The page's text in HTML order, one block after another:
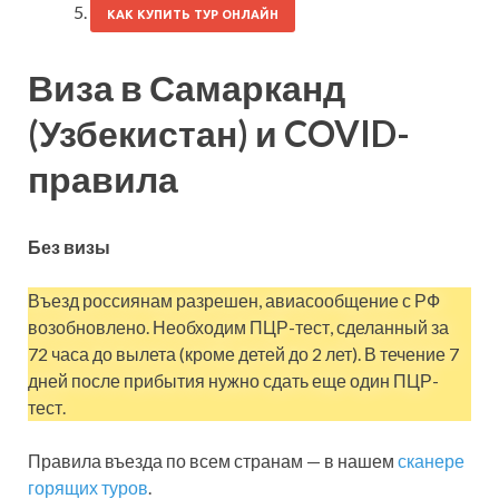
КАК КУПИТЬ ТУР ОНЛАЙН
Виза в Самарканд
(Узбекистан) и COVID-
правила
Без визы
Въезд россиянам разрешен, авиасообщение с РФ
возобновлено. Необходим ПЦР-тест, сделанный за
72 часа до вылета (кроме детей до 2 лет). В течение 7
дней после прибытия нужно сдать еще один ПЦР-
тест.
Правила въезда по всем странам — в нашем сканере
горящих туров